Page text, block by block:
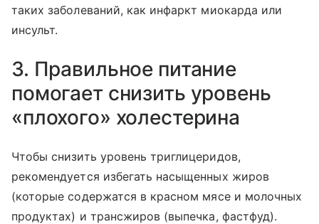
таких заболеваний, как инфаркт миокарда или
инсульт.
3. Правильное питание
помогает снизить уровень
«плохого» холестерина
Чтобы снизить уровеньтриглицеридов,
рекомендуется избегать насыщенных жиров
(которые содержатся в красном мясе и молочных
продуктах) и трансжиров (выпечка, фастфуд).